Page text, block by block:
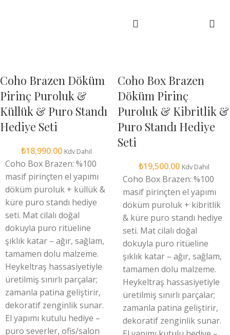
Coho Brazen Döküm
Pirinç Puroluk &
Küllük & Puro Standı
Hediye Seti
₺18,990.00 Kdv Dahil
Coho Box Brazen: %100
masif pirinçten el yapımı
döküm puroluk + küllük &
küre puro standı hediye
seti. Mat cilalı doğal
dokuyla puro ritüeline
şıklık katar – ağır, sağlam,
tamamen dolu malzeme.
Heykeltraş hassasiyetiyle
üretilmiş sınırlı parçalar;
zamanla patina geliştirir,
dekoratif zenginlik sunar.
El yapımı kutulu hediye –
puro severler, ofis/salon
Coho Box Brazen
Döküm Pirinç
Puroluk & Kibritlik &
Puro Standı Hediye
Seti
₺19,500.00 Kdv Dahil
Coho Box Brazen: %100
masif pirinçten el yapımı
döküm puroluk + kibritlik
& küre puro standı hediye
seti. Mat cilalı doğal
dokuyla puro ritüeline
şıklık katar – ağır, sağlam,
tamamen dolu malzeme.
Heykeltraş hassasiyetiyle
üretilmiş sınırlı parçalar;
zamanla patina geliştirir,
dekoratif zenginlik sunar.